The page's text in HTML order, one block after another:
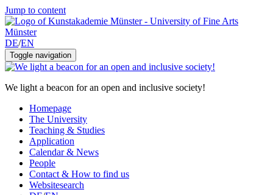
Jump to content
DE/EN
Toggle navigation
We light a beacon for an open and inclusive society!
Homepage
The University
Teaching & Studies
Application
Calendar & News
People
Contact & How to find us
Websitesearch